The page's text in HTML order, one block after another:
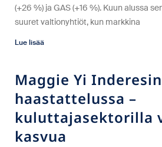
(+26 %) ja GAS (+16 %). Kuun alussa
suuret valtionyhtiöt, kun markkina
Lue lisää
Maggie Yi Inderesin
haastattelussa –
kuluttajasektorilla
kasvua